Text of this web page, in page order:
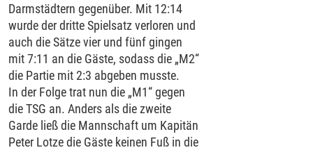
Darmstädtern gegenüber. Mit 12:14
wurde der dritte Spielsatz verloren und
auch die Sätze vier und fünf gingen
mit 7:11 an die Gäste, sodass die „M2“
die Partie mit 2:3 abgeben musste.
In der Folge trat nun die „M1“ gegen
die TSG an. Anders als die zweite
Garde ließ die Mannschaft um Kapitän
Peter Lotze die Gäste keinen Fuß in die